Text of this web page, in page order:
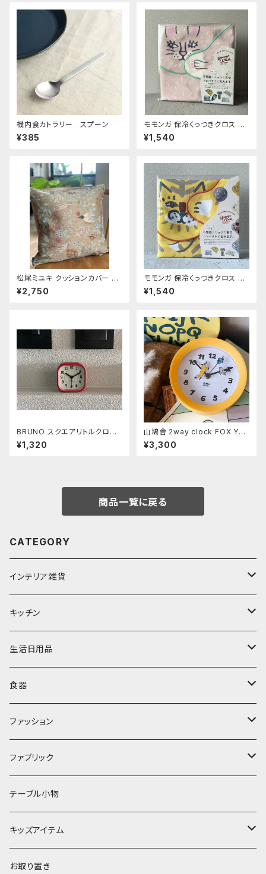
機内食カトラリー スプーン
¥385
モモンガ 保冷くっつきクロス ウ
サ
¥1,540
松尾ミユキ クッションカバー 【F
orest】
¥2,750
モモンガ 保冷くっつきクロス ト
ラ
¥1,540
BRUNO スクエアリトルクロッ
ク レッド
¥1,320
山鳩舎 2way clock FOX Yell
ow
¥3,300
商品一覧に戻る
CATEGORY
インテリア雑貨
置物・オブジェ
ミラー
ぬいぐるみ
時計
フラワーベース
ランプ
キッチン
水筒・マグ
カトラリー
食器
その他
生活日用品
タオル・ハンカチ
キッチンクロス
その他
食器
コップ・マグカップ
プレート
ボウル
お茶碗
汁椀・丼ぶり
ファッション
バッグ
エプロン
財布・ポーチ
雨傘・日傘
ファブリック
タオル
クッションカバー
スローケット
テーブル小物
キッズアイテム
靴
お取り置き